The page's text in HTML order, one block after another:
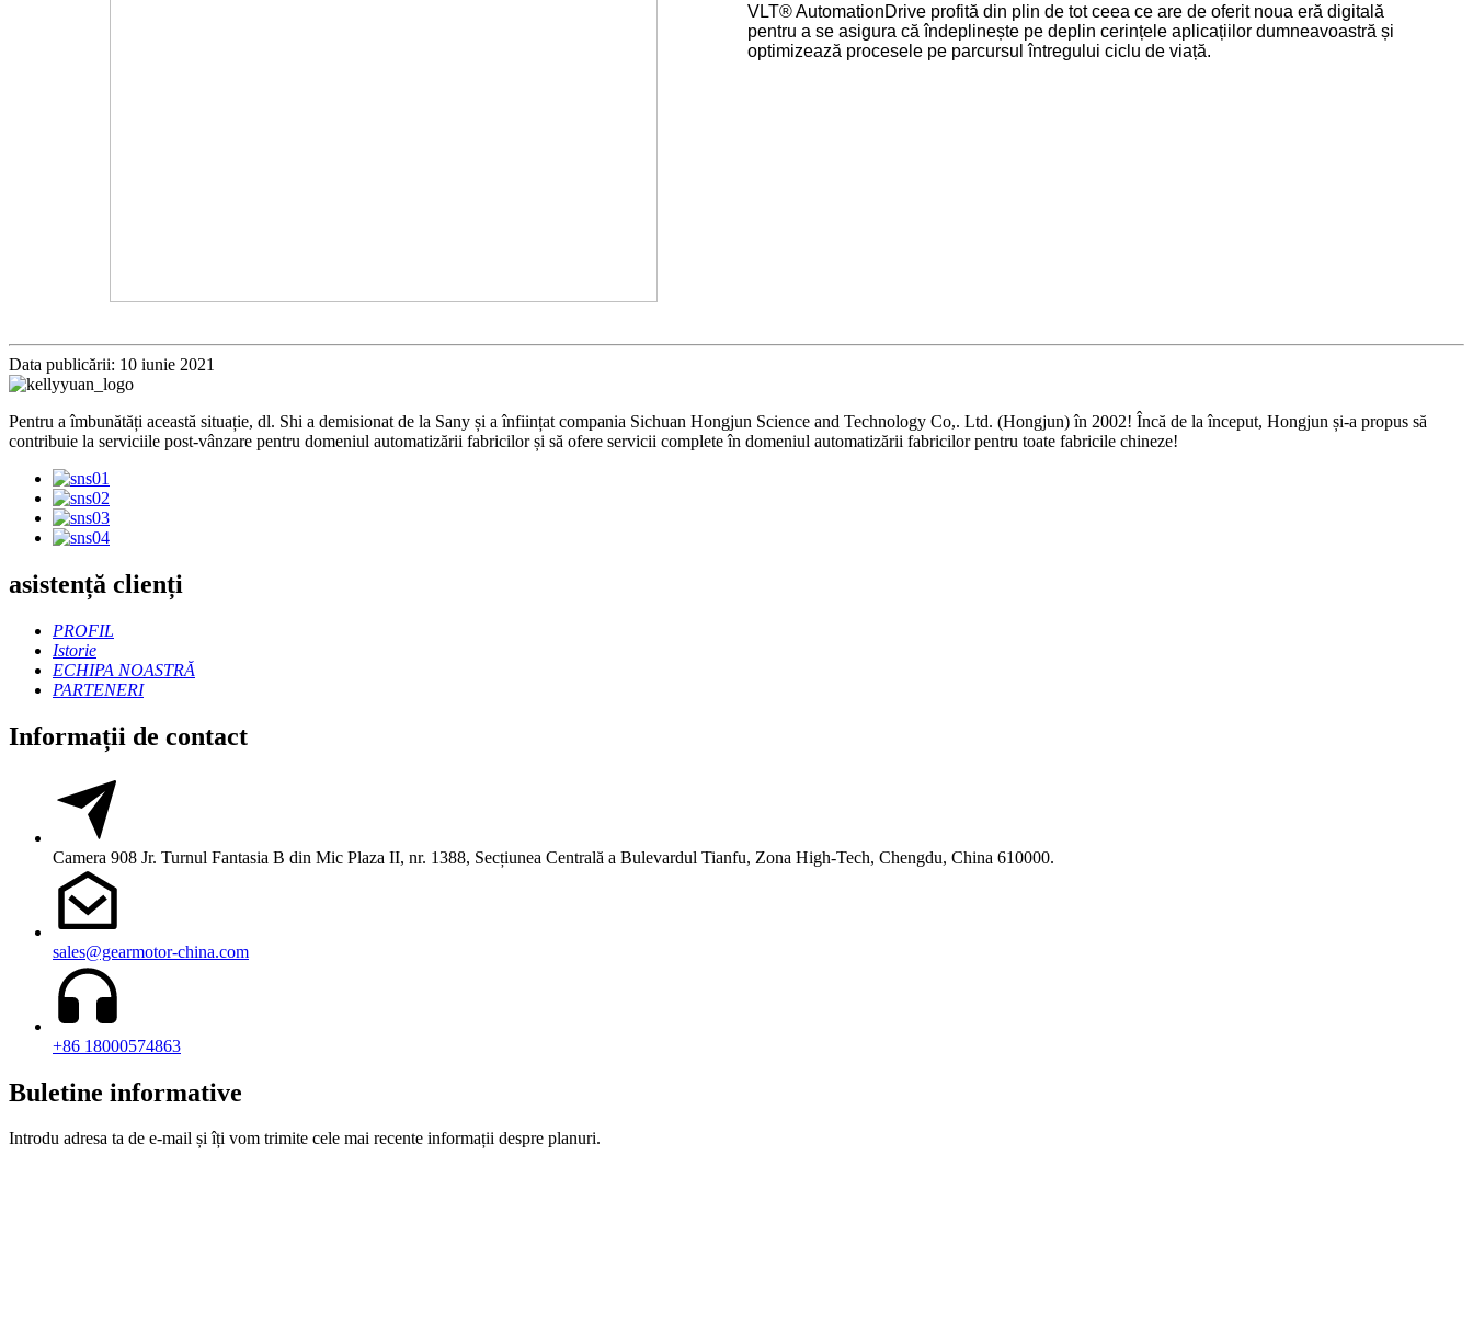
VLT® AutomationDrive profită din plin de tot ceea ce are de oferit noua eră digitală
pentru a se asigura că îndeplinește pe deplin cerințele aplicațiilor dumneavoastră și
optimizează procesele pe parcursul întregului ciclu de viață.
Data publicării: 10 iunie 2021
Pentru a îmbunătăți această situație, dl. Shi a demisionat de la Sany și a înființat compania Sichuan Hongjun Science and Technology Co,. Ltd. (Hongjun) în 2002! Încă de la început, Hongjun și-a propus să
contribuie la serviciile post-vânzare pentru domeniul automatizării fabricilor și să ofere servicii complete în domeniul automatizării fabricilor pentru toate fabricile chineze!
asistență clienți
PROFIL
Istorie
ECHIPA NOASTRĂ
PARTENERI
Informații de contact
Camera 908 Jr. Turnul Fantasia B din Mic Plaza II, nr. 1388, Secțiunea Centrală a Bulevardul Tianfu, Zona High-Tech, Chengdu, China 610000.
sales@gearmotor-china.com
+86 18000574863
Buletine informative
Introdu adresa ta de e-mail și îți vom trimite cele mai recente informații despre planuri.